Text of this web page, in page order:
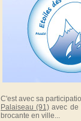
C'est avec sa
Palaiseau (91) avec de
brocante en ville...